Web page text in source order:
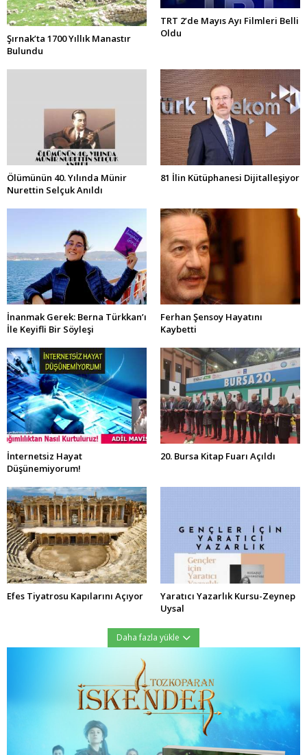
Şırnak’ta 1700 Yıllık Manastır
Bulundu
TRT 2’de Mayıs Ayı Filmleri Belli
Oldu
Ölümünün 40. Yılında Münir
Nurettin Selçuk Anıldı
81 İlin Kütüphanesi Dijitalleşiyor
İnanmak Gerek: Berna Türkkan’ı
İle Keyifli Bir Söyleşi
Ferhan Şensoy Hayatını
Kaybetti
İnternetsiz Hayat
Düşünemiyorum!
20. Bursa Kitap Fuarı Açıldı
Efes Tiyatrosu Kapılarını Açıyor
Yaratıcı Yazarlık Kursu-Zeynep
Uysal
Daha fazla yükle